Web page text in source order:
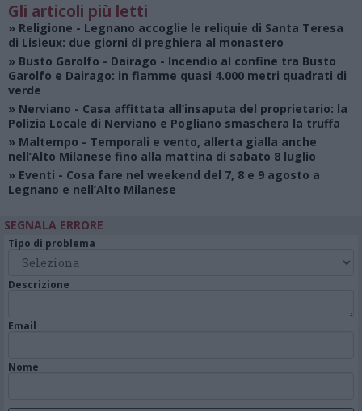
Gli articoli più letti
» Religione - Legnano accoglie le reliquie di Santa Teresa
di Lisieux: due giorni di preghiera al monastero
» Busto Garolfo - Dairago - Incendio al confine tra Busto
Garolfo e Dairago: in fiamme quasi 4.000 metri quadrati di
verde
» Nerviano - Casa affittata all’insaputa del proprietario: la
Polizia Locale di Nerviano e Pogliano smaschera la truffa
» Maltempo - Temporali e vento, allerta gialla anche
nell’Alto Milanese fino alla mattina di sabato 8 luglio
» Eventi - Cosa fare nel weekend del 7, 8 e 9 agosto a
Legnano e nell’Alto Milanese
SEGNALA ERRORE
Tipo di problema
Descrizione
Email
Nome